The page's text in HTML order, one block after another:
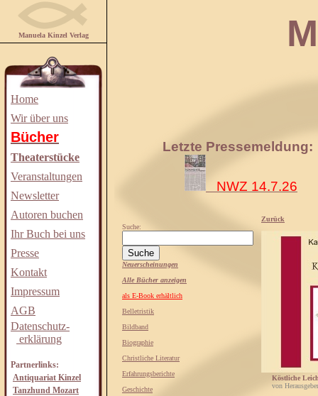
Manuela Kinzel Verlag
Home
Wir über uns
Bücher
Theaterstücke
Veranstaltungen
Newsletter
Autoren buchen
Ihr Buch bei uns
Presse
Kontakt
Impressum
AGB
Datenschutz-
erklärung
Partnerlinks:
Antiquariat Kinzel
Tanzhund Mozart
Letzte Pressemeldung:
NWZ 14.7.26
Suche:
Neuerscheinungen
Alle Bücher anzeigen
als E-Book erhältlich
Belletristik
Bildband
Biographie
Christliche Literatur
Erfahrungsberichte
Geschichte
Zurück
Köstliche
von